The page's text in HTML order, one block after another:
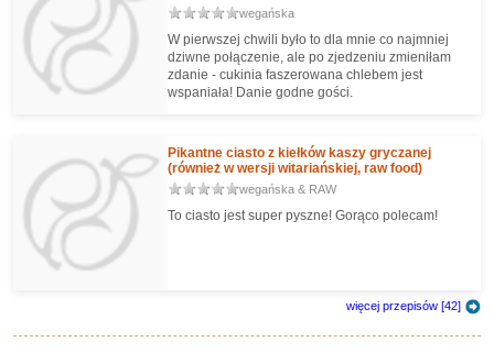
wegańska
W pierwszej chwili było to dla mnie co najmniej
dziwne połączenie, ale po zjedzeniu zmieniłam
zdanie - cukinia faszerowana chlebem jest
wspaniała! Danie godne gości.
Pikantne ciasto z kiełków kaszy gryczanej
(również w wersji witariańskiej, raw food)
wegańska & RAW
To ciasto jest super pyszne! Gorąco polecam!
więcej przepisów [42]